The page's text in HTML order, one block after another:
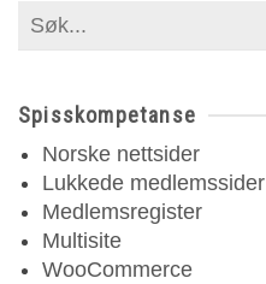
Search
Spisskompetanse
Norske nettsider
Lukkede medlemssider
Medlemsregister
Multisite
WooCommerce